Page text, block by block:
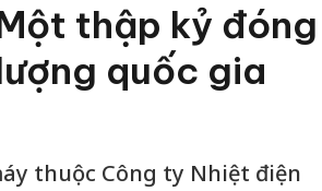
thập kỷ đóng
quốc gia
thuộc Công ty Nhiệt điện